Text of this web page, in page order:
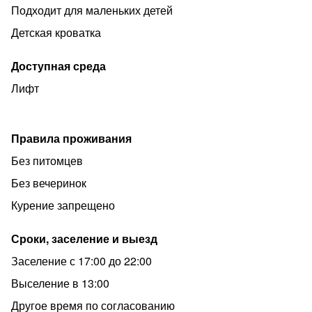
ЗАПРЕЩЕНО.
✅ Парковка платная (200 руб)., оплачивается при
выезде с территории.
✅ Бронирование осуществляется по предоплате. При
отмене броне менее, чем за неделю , предоплата не
возвращается.
Подходит для маленьких детей
Детская кроватка
Доступная среда
Лифт
Правила проживания
Без питомцев
Без вечеринок
Курение запрещено
Сроки, заселение и выезд
Заселение с 17:00 до 22:00
Выселение в 13:00
Другое время по согласованию